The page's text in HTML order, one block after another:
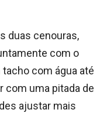
duas cenouras,
com o
com água até
com uma pitada de
ajustar mais